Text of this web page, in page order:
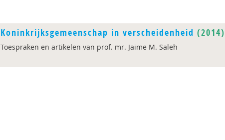
Koninkrijksgemeenschap in verscheidenheid (2014)
Toespraken en artikelen van prof. mr. Jaime M. Saleh